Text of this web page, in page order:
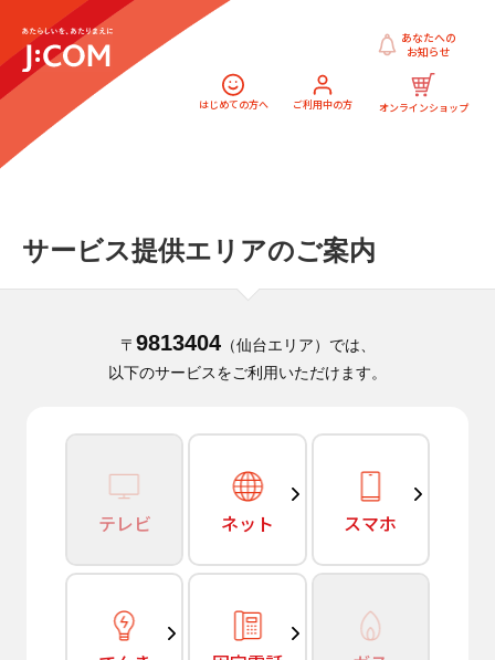
はじめての方へ ご利用中の方 オンラインショップ
あなたへの
お知らせ
サービス提供エリアのご案内
〒 9813404（仙台エリア）では、
以下のサービスをご利用いただけます。
テレビ ネット スマホ